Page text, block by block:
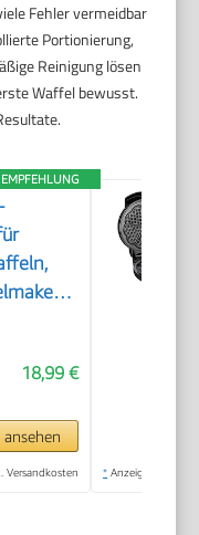
Fehler vermeidbar
Portionierung,
Reinigung lösen
Waffel bewusst.
EMPFEHLUNG
18,99 €
Versandkosten * Anzeige